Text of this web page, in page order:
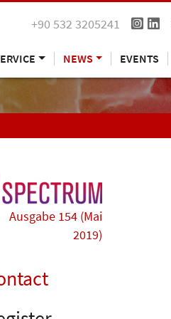
+90 532 3205241
NEWS EVENTS
Ausgabe 154 (Mai
2019)